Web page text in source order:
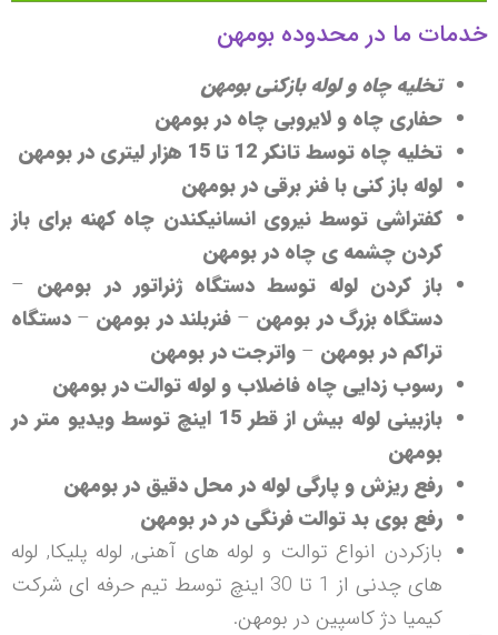
خدمات ما در محدوده بومهن
تخلیه چاه و لوله بازکنی بومهن
حفاری چاه و لایروبی چاه در بومهن
تخلیه چاه توسط تانکر 12 تا 15 هزار لیتری در بومهن
لوله باز کنی با فنر برقی در بومهن
کفتراشی توسط نیروی انسانیکندن چاه کهنه برای باز
کردن چشمه ی چاه در بومهن
باز کردن لوله توسط دستگاه ژنراتور در بومهن –
دستگاه بزرگ در بومهن –فنربلند در بومهن – دستگاه
تراکم در بومهن – واترجت در بومهن
رسوب زدایی چاه فاضلاب و لوله توالت در بومهن
بازبینی لوله بیش از قطر 15 اینچ توسط ویدیو متر در
بومهن
رفع ریزش و پارگی لوله در محل دقیق در بومهن
رفع بوی بد توالت فرنگی در در بومهن
بازکردن انواع توالت و لوله های آهنی, لوله پلیکا, لوله
های چدنی از 1 تا 30 اینچ توسط تیم حرفه ای شرکت
کیمیا دژ کاسپین در بومهن.